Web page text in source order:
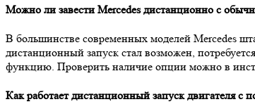
Можно ли завести Mercedes дистанционно с
В большинстве современных моделей Mercedes
дистанционный запуск стал возможен,
функцию. Проверить наличие опции можно в
Как работает дистанционный запуск двигателя с